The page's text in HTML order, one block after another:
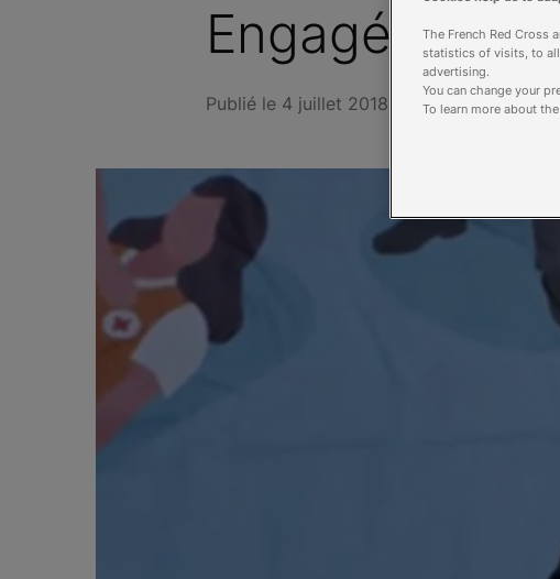
Engagés ! »
Publié le 4 juillet 2018
The French Red Cross
statistics of visits, to
advertising.
You can change your
To learn more about